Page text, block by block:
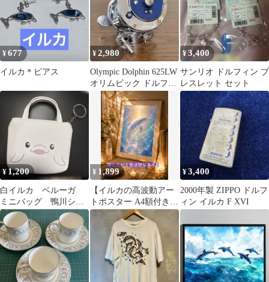
¥677
イルカ＊ピアス
¥2,980
Olympic Dolphin 625LW
オリムピック ドルフィ
ン リール
¥3,400
サンリオ ドルフィン ブ
レスレット セット
¥ 1,200
白イルカ ベルーガ
ミニバッグ 鴨川シー
ワールド チャーム
¥ 1,899
【イルカの高波動アー
トポスター A4額付き】
ドルフィン・癒し・浄
¥3,400
2000年製 ZIPPO ドルフ
ィン イルカ F XVI